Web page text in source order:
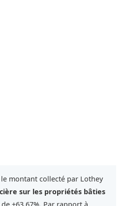
le montant collecté par Lothey
sur les propriétés bâties
+63.67%. Par rapport à